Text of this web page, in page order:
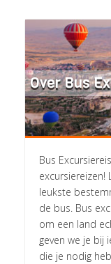
Over Bus
Bus
leukste
de bus. Bus
om een land
geven we je bij
die je nodig